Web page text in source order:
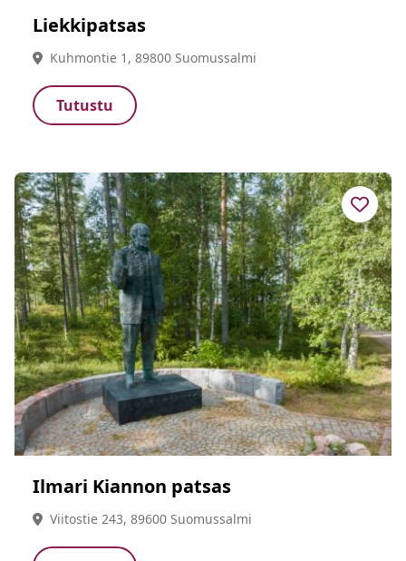
Liekkipatsas
Kuhmontie 1, 89800 Suomussalmi
Tutustu
Ilmari Kiannon patsas
Viitostie 243, 89600 Suomussalmi